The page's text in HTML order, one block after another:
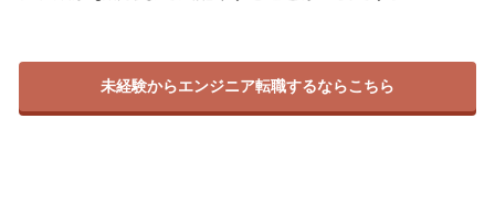
未経験からエンジニア転職するならこちら